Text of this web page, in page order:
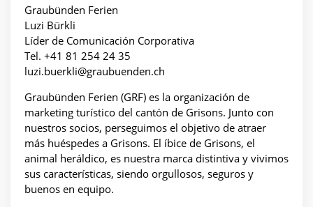
Graubünden Ferien
Luzi Bürkli
Líder de Comunicación Corporativa
Tel. +41 81 254 24 35
luzi.buerkli@graubuenden.ch
Graubünden Ferien (GRF) es la organización de
marketing turístico del cantón de Grisons. Junto con
nuestros socios, perseguimos el objetivo de atraer
más huéspedes a Grisons. El íbice de Grisons, el
animal heráldico, es nuestra marca distintiva y vivimos
sus características, siendo orgullosos, seguros y
buenos en equipo.